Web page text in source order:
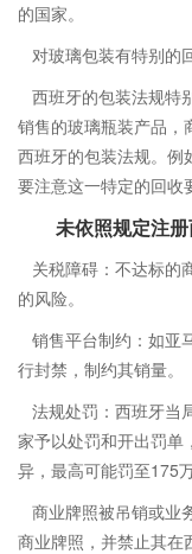
的国家。
对玻璃包装有特别的
西班牙的包装法规特
销售的玻璃瓶装产品，
西班牙的包装法规。例
要注意这一特定的回收
未依照规定注
关税障碍：不达标的
的风险。
销售平台制约：如亚
行封禁，制约其销量。
法规处罚：西班牙当
家予以处罚和开出罚单
异，最高可能罚至175万
商业牌照被吊销或业
商业牌照，并禁止其在